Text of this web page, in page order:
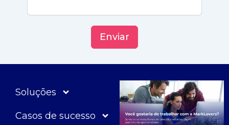
Enviar
Soluções
Casos de sucesso